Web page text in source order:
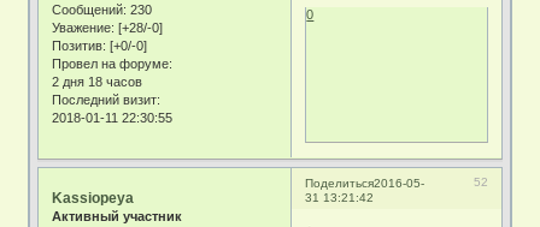
Сообщений: 230
Уважение: [+28/-0]
Позитив: [+0/-0]
Провел на форуме:
2 дня 18 часов
Последний визит:
2018-01-11 22:30:55
0
Поделиться 52
2016-05-
31 13:21:42
Kassiopeya
Активный участник